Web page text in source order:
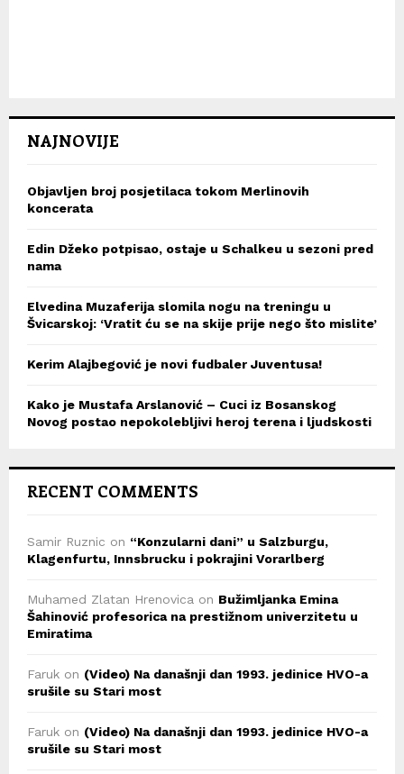
NAJNOVIJE
Objavljen broj posjetilaca tokom Merlinovih
koncerata
Edin Džeko potpisao, ostaje u Schalkeu u sezoni pred
nama
Elvedina Muzaferija slomila nogu na treningu u
Švicarskoj: ‘Vratit ću se na skije prije nego što mislite’
Kerim Alajbegović je novi fudbaler Juventusa!
Kako je Mustafa Arslanović – Cuci iz Bosanskog
Novog postao nepokolebljivi heroj terena i ljudskosti
RECENT COMMENTS
Samir Ruznic on “Konzularni dani” u Salzburgu,
Klagenfurtu, Innsbrucku i pokrajini Vorarlberg
Muhamed Zlatan Hrenovica on Bužimljanka Emina
Šahinović profesorica na prestižnom univerzitetu u
Emiratima
Faruk on (Video) Na današnji dan 1993. jedinice HVO-a
srušile su Stari most
Faruk on (Video) Na današnji dan 1993. jedinice HVO-a
srušile su Stari most